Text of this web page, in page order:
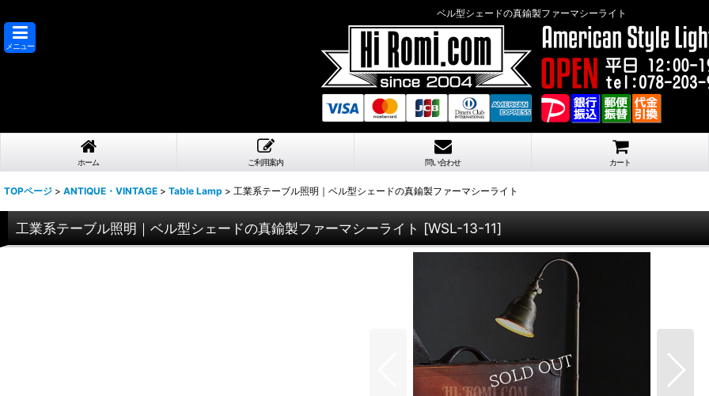
ベル型シェードの真鍮製ファーマシーライト
メニュー
ホーム ご利用案内 問い合わせ カート
TOPページ > ANTIQUE・VINTAGE > Table Lamp > 工業系テーブル照明｜ベル型シェードの真鍮製ファーマシーライト
工業系テーブル照明｜ベル型シェードの真鍮製ファーマシーライト [WSL-13-11]